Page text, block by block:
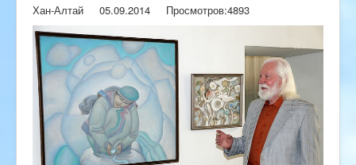
Хан-Алтай 05.09.2014 Просмотров:4893